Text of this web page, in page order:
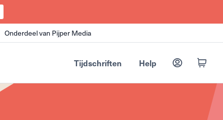
Onderdeel van Pijper Media
Tijdschriften Help